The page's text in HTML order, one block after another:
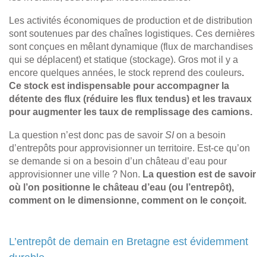
Les activités économiques de production et de distribution
sont soutenues par des chaînes logistiques. Ces dernières
sont conçues en mêlant dynamique (flux de marchandises
qui se déplacent) et statique (stockage). Gros mot il y a
encore quelques années, le stock reprend des couleurs.
Ce stock est indispensable pour accompagner la
détente des flux (réduire les flux tendus) et les travaux
pour augmenter les taux de remplissage des camions.
La question n’est donc pas de savoir SIon a besoin
d’entrepôts pour approvisionner un territoire. Est-ce qu’on
se demande si on a besoin d’un château d’eau pour
approvisionner une ville ? Non. La question est de savoir
où l’on positionne le château d’eau (ou l’entrepôt),
comment on le dimensionne, comment on le conçoit.
L’entrepôt de demain en Bretagne est évidemment